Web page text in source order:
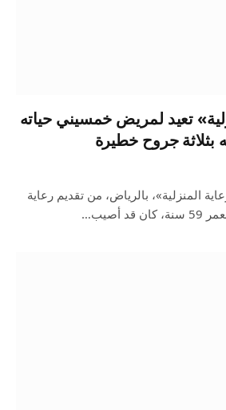
تعيد لمريض خمسيني حياته
بثلاثة جروح خطيرة
المنزلية»، بالرياض، من تقديم رعاية